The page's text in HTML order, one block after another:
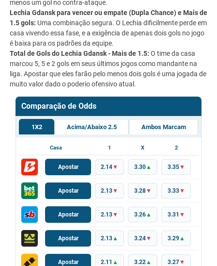
menos um gol no contra-ataque.
Lechia Gdansk para vencer ou empate (Dupla Chance) e Mais de
1.5 gols: Uma combinação segura. O Lechia dificilmente perde em
casa vivendo essa fase, e a exigência de apenas dois gols no jogo
é baixa para os padrões da equipe.
Total de Gols do Lechia Gdansk - Mais de 1.5: O time da casa
marcou 5, 5 e 2 gols em seus últimos jogos como mandante na
liga. Apostar que eles farão pelo menos dois gols é uma jogada de
muito valor dado o poderio ofensivo atual.
Comparação de Odds
1X2 Acima/Abaixo 2.5 Ambos Marcam
Casa 1 X 2
Apostar 2.14▼ 3.30▲ 3.35▼
Apostar 2.13▼ 3.28▼ 3.33▼
Apostar 2.13▼ 3.26▲ 3.31 ▼
Apostar 2.13▲ 3.24▼ 3.29▲
Apostar 2.11 ▲ 3.22▲ 3.27▼